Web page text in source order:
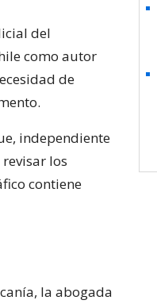
del
como autor
de
independiente
los
contiene
la abogada